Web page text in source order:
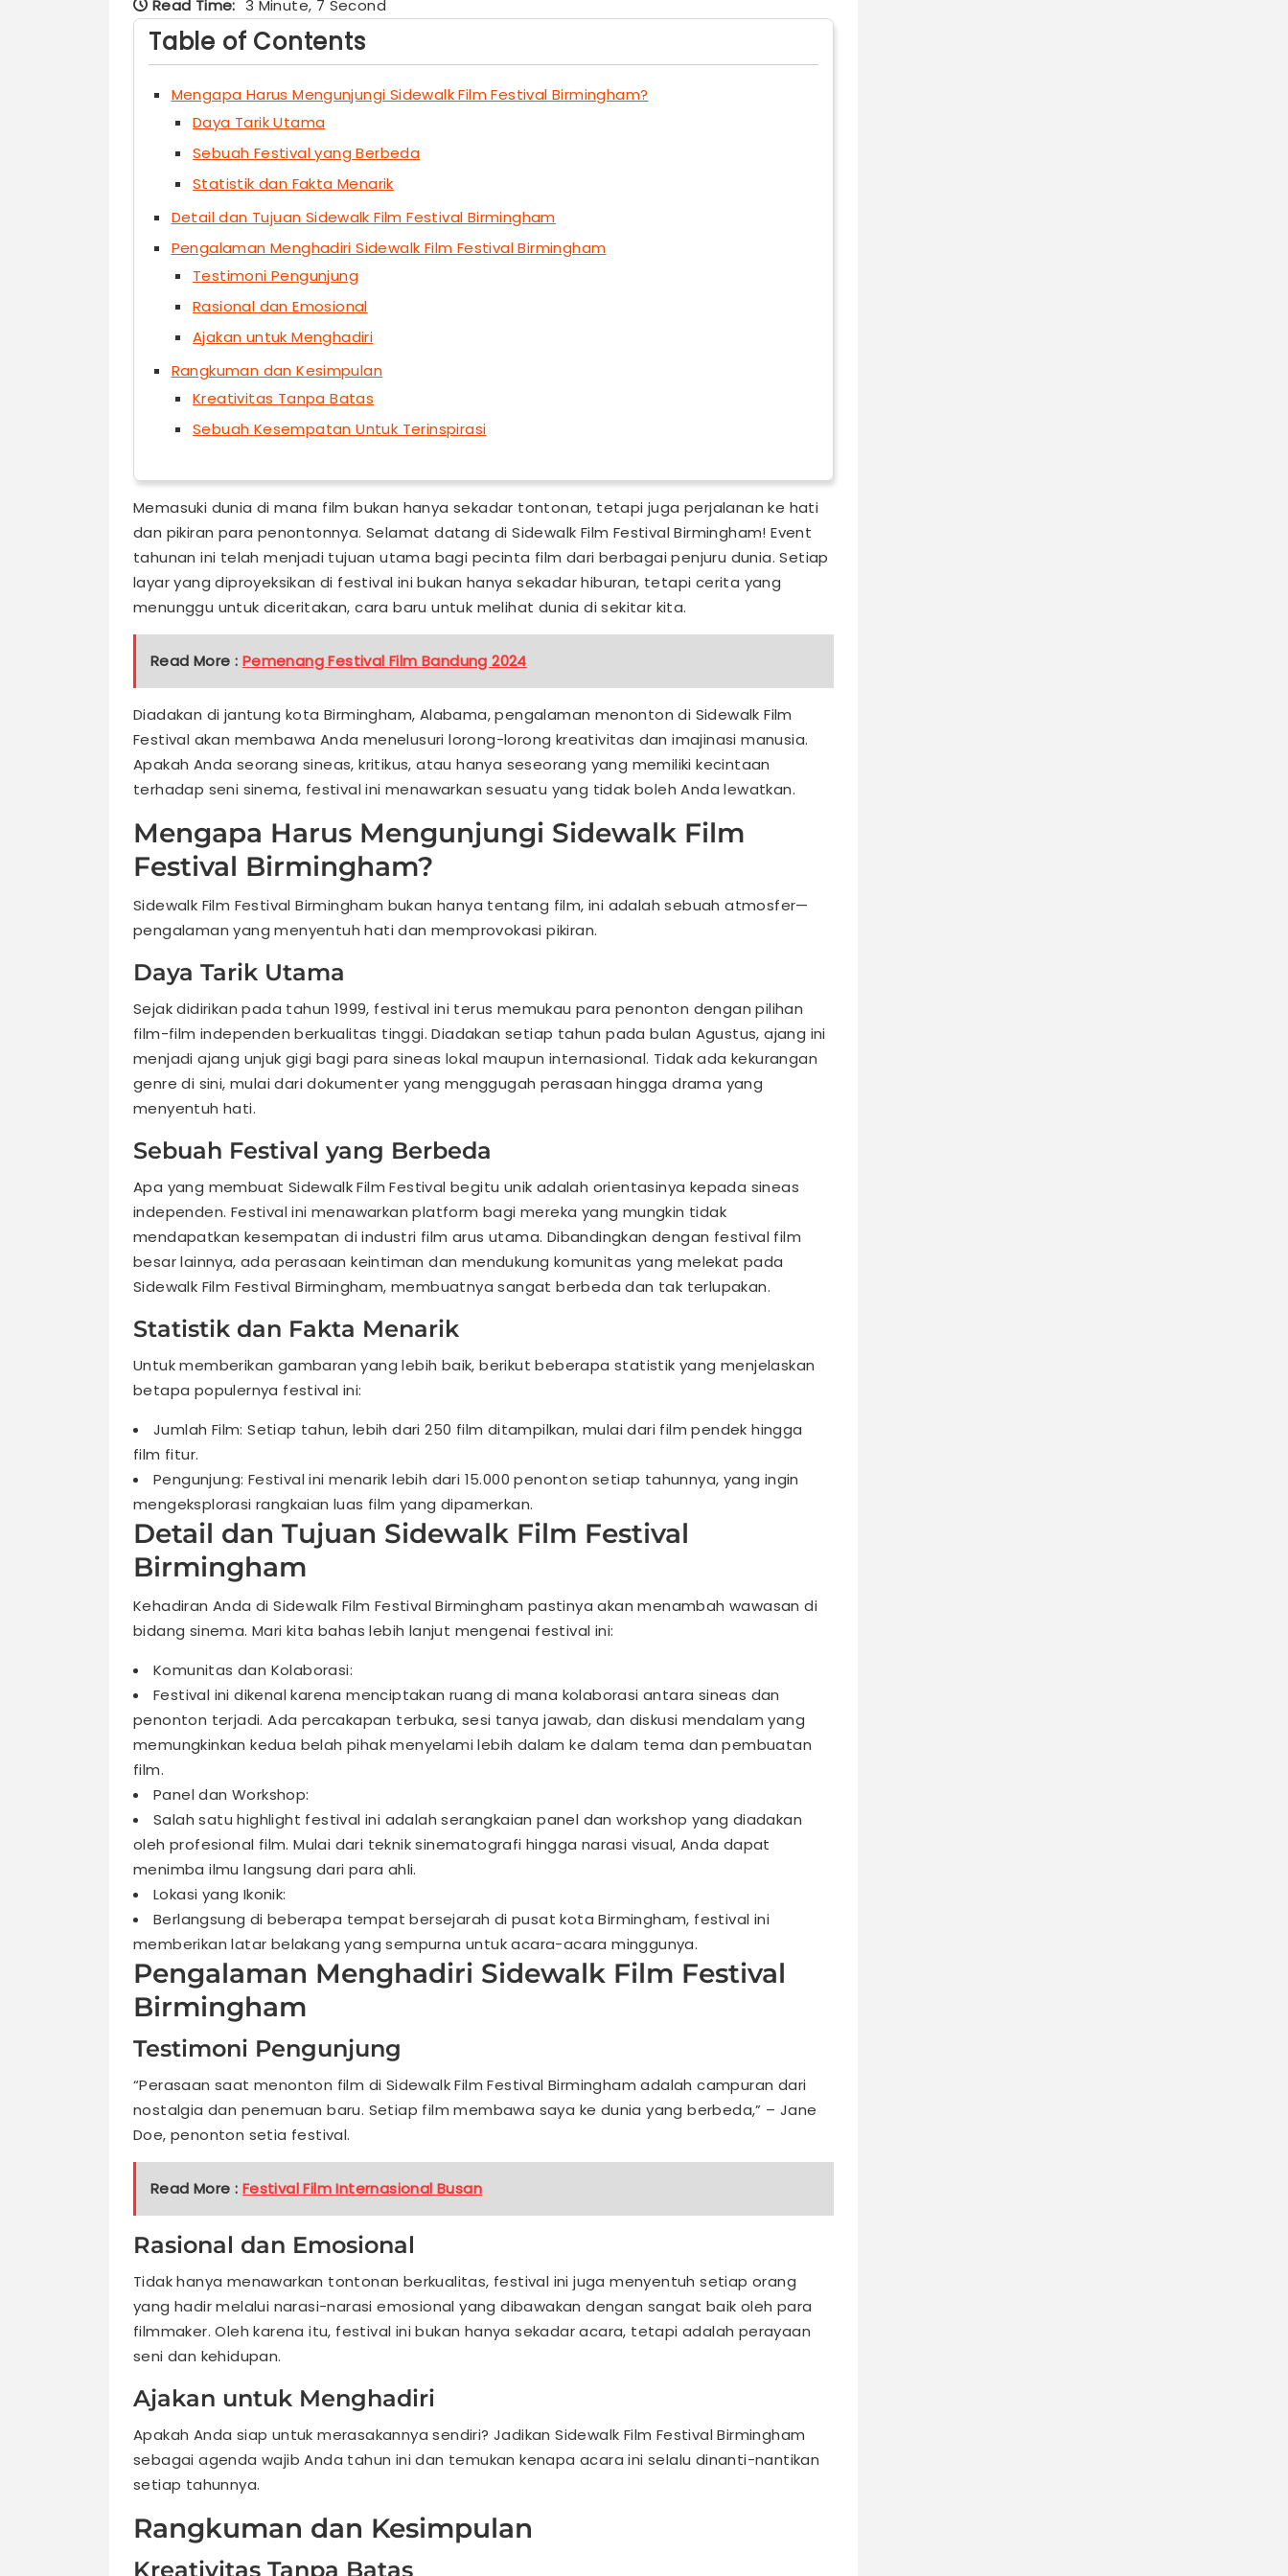
Read Time: 3 Minute, 7 Second
Table of Contents
Mengapa Harus Mengunjungi Sidewalk Film Festival Birmingham?
Daya Tarik Utama
Sebuah Festival yang Berbeda
Statistik dan Fakta Menarik
Detail dan Tujuan Sidewalk Film Festival Birmingham
Pengalaman Menghadiri Sidewalk Film Festival Birmingham
Testimoni Pengunjung
Rasional dan Emosional
Ajakan untuk Menghadiri
Rangkuman dan Kesimpulan
Kreativitas Tanpa Batas
Sebuah Kesempatan Untuk Terinspirasi
Memasuki dunia di mana film bukan hanya sekadar tontonan, tetapi juga perjalanan ke hati
dan pikiran para penontonnya. Selamat datang di Sidewalk Film Festival Birmingham! Event
tahunan ini telah menjadi tujuan utama bagi pecinta film dari berbagai penjuru dunia. Setiap
layar yang diproyeksikan di festival ini bukan hanya sekadar hiburan, tetapi cerita yang
menunggu untuk diceritakan, cara baru untuk melihat dunia di sekitar kita.
Read More : Pemenang Festival Film Bandung 2024
Diadakan di jantung kota Birmingham, Alabama, pengalaman menonton di Sidewalk Film
Festival akan membawa Anda menelusuri lorong-lorong kreativitas dan imajinasi manusia.
Apakah Anda seorang sineas, kritikus, atau hanya seseorang yang memiliki kecintaan
terhadap seni sinema, festival ini menawarkan sesuatu yang tidak boleh Anda lewatkan.
Mengapa Harus Mengunjungi Sidewalk Film
Festival Birmingham?
Sidewalk Film Festival Birmingham bukan hanya tentang film, ini adalah sebuah atmosfer—
pengalaman yang menyentuh hati dan memprovokasi pikiran.
Daya Tarik Utama
Sejak didirikan pada tahun 1999, festival ini terus memukau para penonton dengan pilihan
film-film independen berkualitas tinggi. Diadakan setiap tahun pada bulan Agustus, ajang ini
menjadi ajang unjuk gigi bagi para sineas lokal maupun internasional. Tidak ada kekurangan
genre di sini, mulai dari dokumenter yang menggugah perasaan hingga drama yang
menyentuh hati.
Sebuah Festival yang Berbeda
Apa yang membuat Sidewalk Film Festival begitu unik adalah orientasinya kepada sineas
independen. Festival ini menawarkan platform bagi mereka yang mungkin tidak
mendapatkan kesempatan di industri film arus utama. Dibandingkan dengan festival film
besar lainnya, ada perasaan keintiman dan mendukung komunitas yang melekat pada
Sidewalk Film Festival Birmingham, membuatnya sangat berbeda dan tak terlupakan.
Statistik dan Fakta Menarik
Untuk memberikan gambaran yang lebih baik, berikut beberapa statistik yang menjelaskan
betapa populernya festival ini:
Jumlah Film: Setiap tahun, lebih dari 250 film ditampilkan, mulai dari film pendek hingga
film fitur.
Pengunjung: Festival ini menarik lebih dari 15.000 penonton setiap tahunnya, yang ingin
mengeksplorasi rangkaian luas film yang dipamerkan.
Detail dan Tujuan Sidewalk Film Festival
Birmingham
Kehadiran Anda di Sidewalk Film Festival Birmingham pastinya akan menambah wawasan di
bidang sinema. Mari kita bahas lebih lanjut mengenai festival ini:
Komunitas dan Kolaborasi:
Festival ini dikenal karena menciptakan ruang di mana kolaborasi antara sineas dan
penonton terjadi. Ada percakapan terbuka, sesi tanya jawab, dan diskusi mendalam yang
memungkinkan kedua belah pihak menyelami lebih dalam ke dalam tema dan pembuatan
film.
Panel dan Workshop:
Salah satu highlight festival ini adalah serangkaian panel dan workshop yang diadakan
oleh profesional film. Mulai dari teknik sinematografi hingga narasi visual, Anda dapat
menimba ilmu langsung dari para ahli.
Lokasi yang Ikonik:
Berlangsung di beberapa tempat bersejarah di pusat kota Birmingham, festival ini
memberikan latar belakang yang sempurna untuk acara-acara minggunya.
Pengalaman Menghadiri Sidewalk Film Festival
Birmingham
Testimoni Pengunjung
“Perasaan saat menonton film di Sidewalk Film Festival Birmingham adalah campuran dari
nostalgia dan penemuan baru. Setiap film membawa saya ke dunia yang berbeda,” – Jane
Doe, penonton setia festival.
Read More : Festival Film Internasional Busan
Rasional dan Emosional
Tidak hanya menawarkan tontonan berkualitas, festival ini juga menyentuh setiap orang
yang hadir melalui narasi-narasi emosional yang dibawakan dengan sangat baik oleh para
filmmaker. Oleh karena itu, festival ini bukan hanya sekadar acara, tetapi adalah perayaan
seni dan kehidupan.
Ajakan untuk Menghadiri
Apakah Anda siap untuk merasakannya sendiri? Jadikan Sidewalk Film Festival Birmingham
sebagai agenda wajib Anda tahun ini dan temukan kenapa acara ini selalu dinanti-nantikan
setiap tahunnya.
Rangkuman dan Kesimpulan
Kreativitas Tanpa Batas